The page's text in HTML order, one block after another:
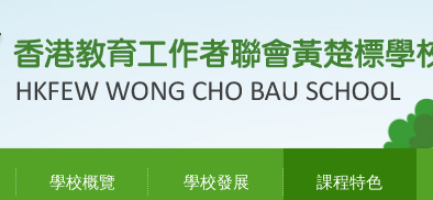
學校概覽 學校發展 課程特色